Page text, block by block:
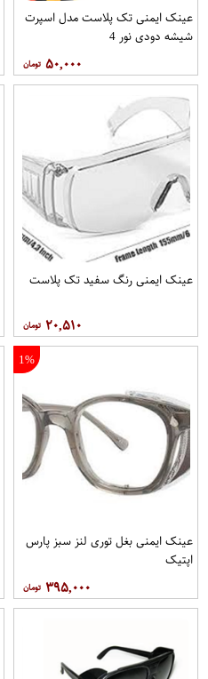
عینک ایمنی تک پلاست مدل اسپرت
شیشه دودی نور 4
۵۰,۰۰۰
عينک ایمنی رنگ سفيد تک پلاست
۲۰,۵۱۰
1%
عينک ایمنی بغل توری لنز سبز پارس
اپتیک
۳۹۵,۰۰۰